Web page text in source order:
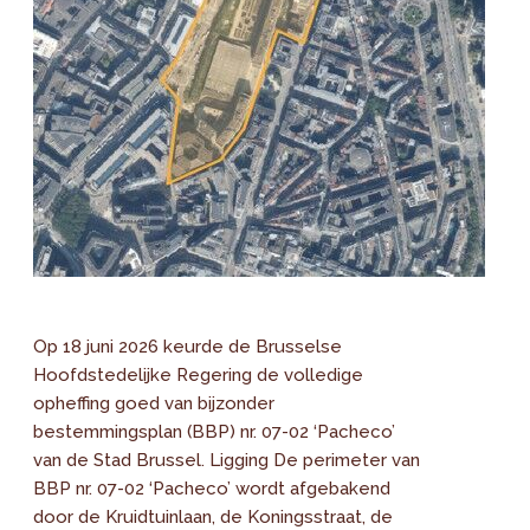
Op 18 juni 2026 keurde de Brusselse
Hoofdstedelijke Regering de volledige
opheffing goed van bijzonder
bestemmingsplan (BBP) nr. 07-02 ‘Pacheco’
van de Stad Brussel. Ligging De perimeter van
BBP nr. 07-02 ‘Pacheco’ wordt afgebakend
door de Kruidtuinlaan, de Koningsstraat, de